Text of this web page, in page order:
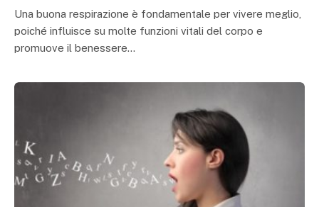
Una buona respirazione è fondamentale per vivere meglio,
poiché influisce su molte funzioni vitali del corpo e
promuove il benessere…